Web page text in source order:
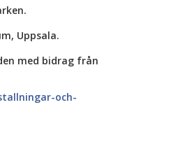
Uppsala.
med bidrag från
och-